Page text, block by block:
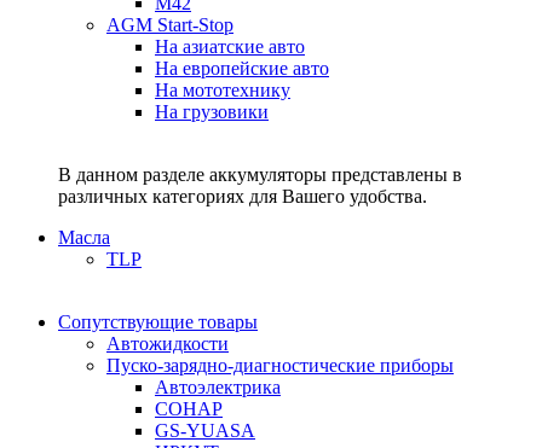
AGM Start-Stop
На азиатские авто
На европейские авто
На мототехнику
На грузовики
В данном разделе аккумуляторы представлены в
различных категориях для Вашего удобства.
Масла
TLP
Сопутствующие товары
Автожидкости
Пуско-зарядно-диагностические приборы
Автоэлектрика
СОНАР
GS-YUASA